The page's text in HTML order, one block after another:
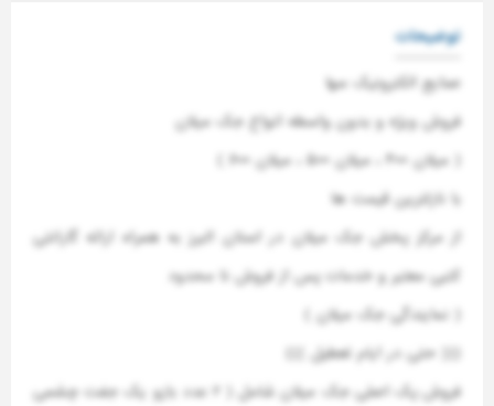
توضیحات
صنایع الکترونیک سها
فروش ویژه و بدون واسطه انواع جک میلان
( میلان ۴۰۰ ، میلان ۵۰۰ ، میلان ۶۰۰ )
با نازلترین قیمت ها
از مرکز پخش جک میلان در استان البرز به همراه ارائه گارانتی
کتبی معتبر و خدمات پس از فروش نا محدود
( نمایندگی جک میلان )
((( حتی در ایام تعطیل )))
فروش پک اصلی جک میلان شامل ( ۲ عدد بازو یک جفت چشمی